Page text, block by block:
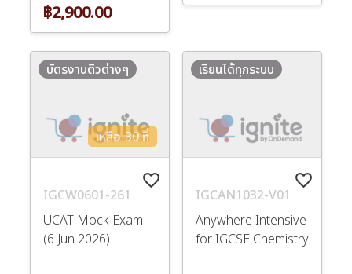
฿2,900.00
favorite_border
IGCW0601-261
UCAT Mock Exam
(6 Jun 2026)
เหลือ 30 ที่
บัตรงานติวต่างๆ
favorite_border
IGCAN1032-V01
Anywhere Intensive
for IGCSE Chemistry
เรียนได้ทุกระบบ